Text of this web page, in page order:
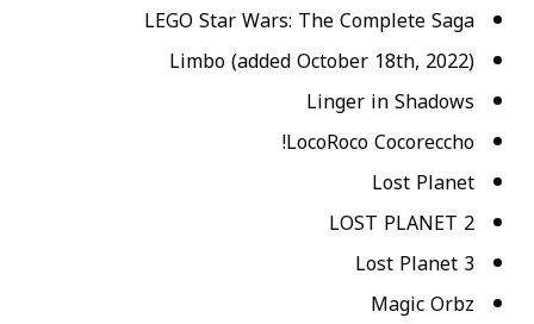
LEGO Star Wars: The Complete Saga
Limbo (added October 18th, 2022)
Linger in Shadows
LocoRoco Cocoreccho!
Lost Planet
LOST PLANET 2
Lost Planet 3
Magic Orbz